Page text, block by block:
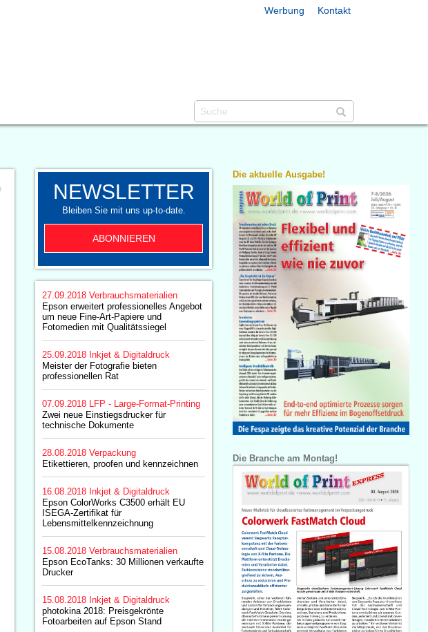
Werbung Kontakt
NEWSLETTER
Bleiben Sie mit uns up-to-date.
ABONNIEREN
27.09.2018 Verbrauchsmaterialien
Epson erweitert professionelles Angebot
um neue Fine-Art-Papiere und
Fotomedien mit Qualitätssiegel
25.09.2018 Inkjet & Digitaldruck
Meister der Fotografie bieten
professionellen Rat
07.09.2018
LFP - Large-Format-Printing
Zwei neue Einstiegsdrucker für
technische Dokumente
28.08.2018 Verpackung
Etikettieren, proofen und kennzeichnen
16.08.2018 Inkjet & Digitaldruck
Epson ColorWorks C3500 erhält EU
ISEGA-Zertifikat für
Lebensmittelkennzeichnung
15.08.2018 Verbrauchsmaterialien
Epson EcoTanks: 30 Millionen verkaufte
Drucker
15.08.2018 Inkjet & Digitaldruck
photokina 2018: Preisgekrönte
Fotoarbeiten auf Epson Stand
Die aktuelle Ausgabe!
Die Branche am Montag!